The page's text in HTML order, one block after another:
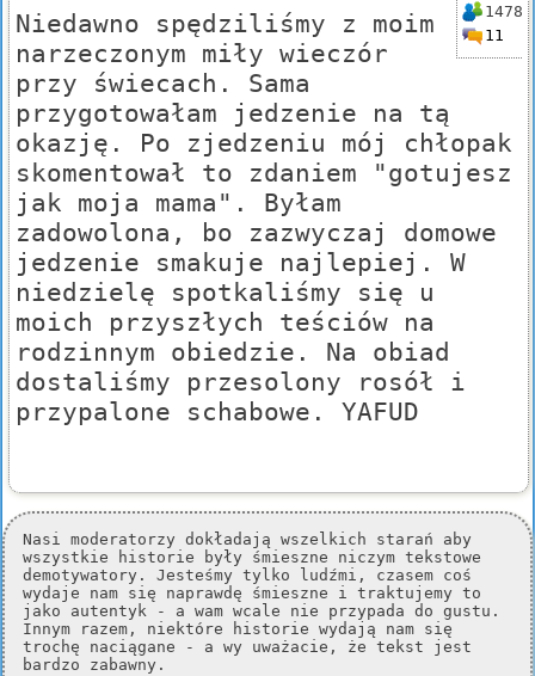
1478
11
Niedawno spędziliśmy z moim
narzeczonym miły wieczór
przy świecach. Sama
przygotowałam jedzenie na tą
okazję. Po zjedzeniu mój chłopak
skomentował to zdaniem "gotujesz
jak moja mama". Byłam
zadowolona, bo zazwyczaj domowe
jedzenie smakuje najlepiej. W
niedzielę spotkaliśmy się u
moich przyszłych teściów na
rodzinnym obiedzie. Na obiad
dostaliśmy przesolony rosół i
przypalone schabowe. YAFUD
Nasi moderatorzy dokładają wszelkich starań aby
wszystkie historie były śmieszne niczym tekstowe
demotywatory. Jesteśmy tylko ludźmi, czasem coś
wydaje nam się naprawdę śmieszne i traktujemy to
jako autentyk - a wam wcale nie przypada do gustu.
Innym razem, niektóre historie wydają nam się
trochę naciągane - a wy uważacie, że tekst jest
bardzo zabawny.